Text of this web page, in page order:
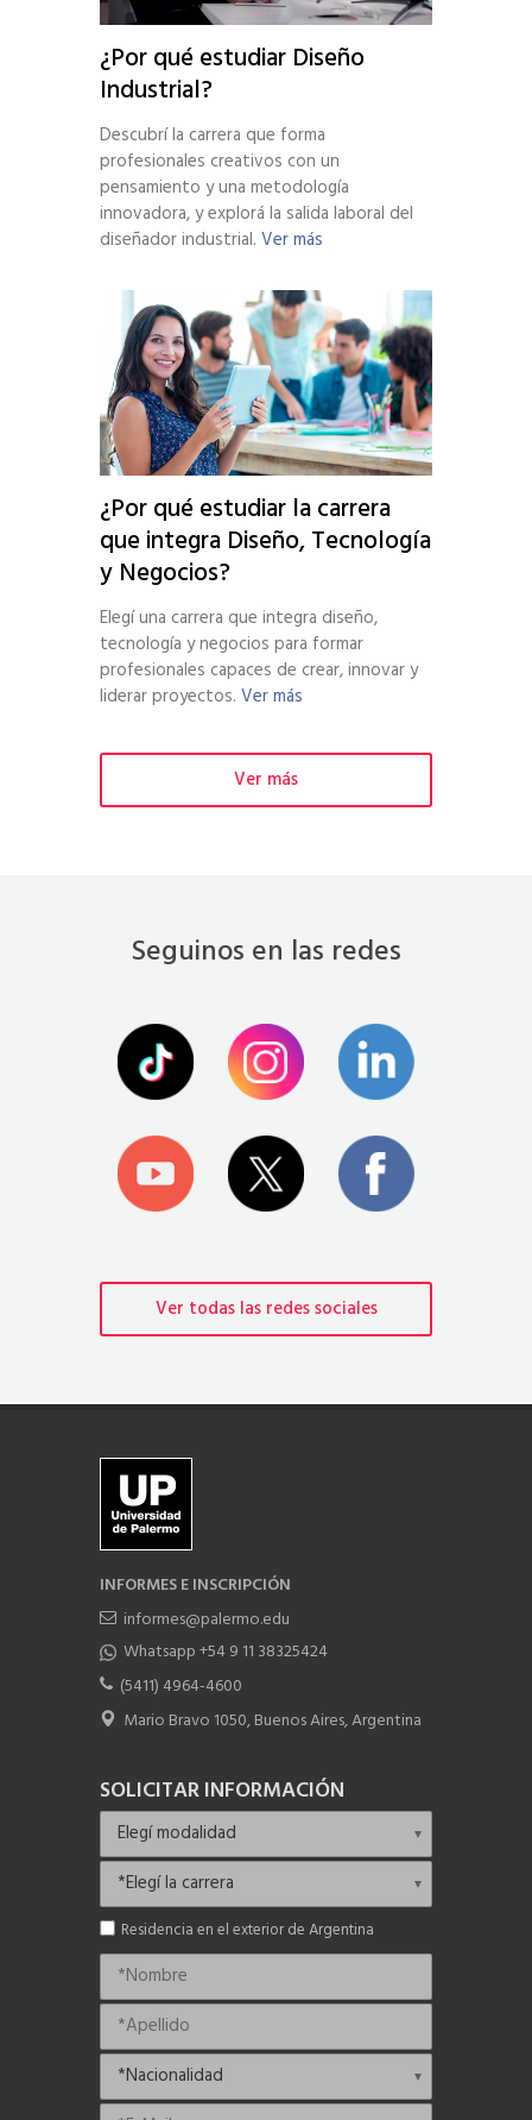
¿Por qué estudiar Diseño
Industrial?
Descubrí la carrera que forma
profesionales creativos con un
pensamiento y una metodología
innovadora, y explorá la salida laboral del
diseñador industrial. Ver más
¿Por qué estudiar la carrera
que integra Diseño, Tecnología
y Negocios?
Elegí una carrera que integra diseño,
tecnología y negocios para formar
profesionales capaces de crear, innovar y
liderar proyectos. Ver más
Ver más
Seguinos en las redes
Ver todas las redes sociales
INFORMES E INSCRIPCIÓN
informes@palermo.edu
Whatsapp +54 9 11 38325424
(5411) 4964-4600
Mario Bravo 1050, Buenos Aires, Argentina
SOLICITAR INFORMACIÓN
Residencia en el exterior de Argentina